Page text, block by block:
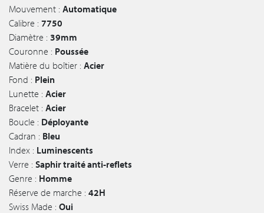
Mouvement : Automatique
Calibre : 7750
Diamètre : 39mm
Couronne : Poussée
Matière du boîtier : Acier
Fond : Plein
Lunette : Acier
Bracelet : Acier
Boucle : Déployante
Cadran : Bleu
Index : Luminescents
Verre : Saphir traité anti-reflets
Genre : Homme
Réserve de marche : 42H
Swiss Made : Oui